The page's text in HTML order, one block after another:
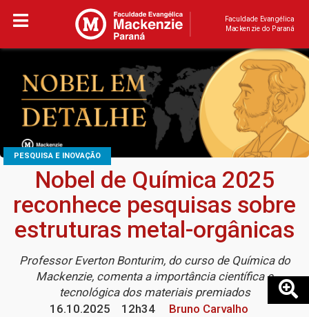
Faculdade Evangélica
Mackenzie do Paraná
PESQUISA E INOVAÇÃO
Nobel de Química 2025
reconhece pesquisas sobre
estruturas metal-orgânicas
Professor Everton Bonturim, do curso de Química do
Mackenzie, comenta a importância científica e
tecnológica dos materiais premiados
16.10.2025
12h34 Bruno Carvalho